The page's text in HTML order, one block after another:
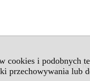
i podobnych
przechowywania lub